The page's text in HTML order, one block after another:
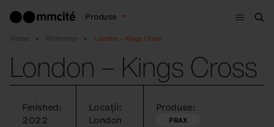
Produse
Meniu
Home Referințe London – Kings Cross
London – Kings Cross
Finished:
2022
Locații:
London
Produse:
PRAX